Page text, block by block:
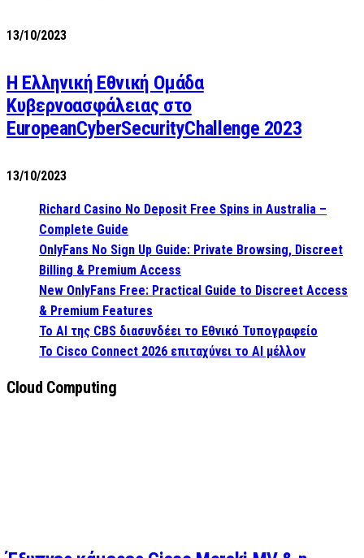
13/10/2023
Η Ελληνική Εθνική Ομάδα
Κυβερνοασφάλειας στο
EuropeanCyberSecurityChallenge 2023
13/10/2023
Richard Casino No Deposit Free Spins in Australia –
Complete Guide
OnlyFans No Sign Up Guide: Private Browsing, Discreet
Billing & Premium Access
New OnlyFans Free: Practical Guide to Discreet Access
& Premium Features
Το AI της CBS διασυνδέει το Εθνικό Τυπογραφείο
Το Cisco Connect 2026 επιταχύνει το AI μέλλον
Cloud Computing